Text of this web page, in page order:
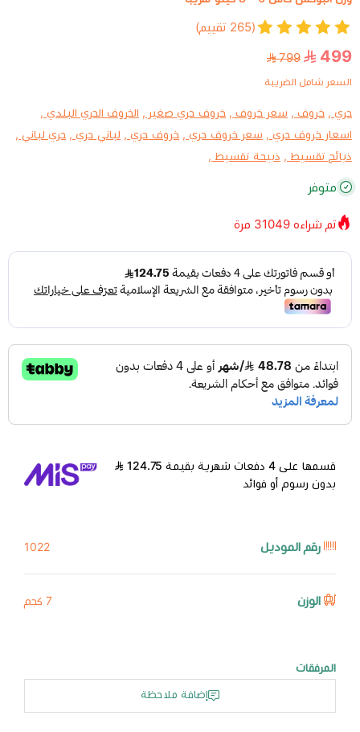
(265 تقييم)
499
799
السعر شامل الضريبة
حري , خروف , سعر خروف , خروف حري صغير , الخروف الحري البلدي ,
اسعار خروف حري , سعر خروف حري , خروف حري , لباني حري , حري لباني ,
ذبائح تقسيط , ذبيحة تقسيط ,
متوفر
تم شراءه 31049 مرة
قسمها على 4 دفعات شهرية بقيمة 124.75
بدون رسوم أو فوائد
رقم الموديل 1022
الوزن 7 كجم
المرفقات
إضافة ملاحظة